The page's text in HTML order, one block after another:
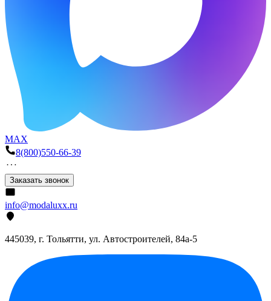
MAX
8(800)550-66-39
Заказать звонок
info@modaluxx.ru
445039, г. Тольятти, ул. Автостроителей, 84а-5